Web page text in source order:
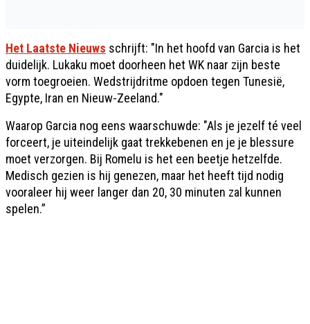
Het Laatste Nieuws schrijft: "In het hoofd van Garcia is het
duidelijk. Lukaku moet doorheen het WK naar zijn beste
vorm toegroeien. Wedstrijdritme opdoen tegen Tunesië,
Egypte, Iran en Nieuw-Zeeland."
Waarop Garcia nog eens waarschuwde: "Als je jezelf té veel
forceert, je uiteindelijk gaat trekkebenen en je je blessure
moet verzorgen. Bij Romelu is het een beetje hetzelfde.
Medisch gezien is hij genezen, maar het heeft tijd nodig
vooraleer hij weer langer dan 20, 30 minuten zal kunnen
spelen.”